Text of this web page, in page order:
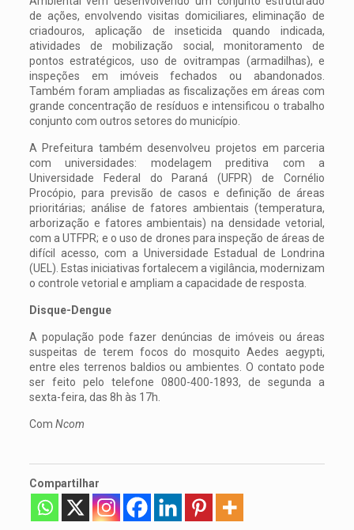
de ações, envolvendo visitas domiciliares, eliminação de
criadouros, aplicação de inseticida quando indicada,
atividades de mobilização social, monitoramento de
pontos estratégicos, uso de ovitrampas (armadilhas), e
inspeções em imóveis fechados ou abandonados.
Também foram ampliadas as fiscalizações em áreas com
grande concentração de resíduos e intensificou o trabalho
conjunto com outros setores do município.
A Prefeitura também desenvolveu projetos em parceria
com universidades: modelagem preditiva com a
Universidade Federal do Paraná (UFPR) de Cornélio
Procópio, para previsão de casos e definição de áreas
prioritárias; análise de fatores ambientais (temperatura,
arborização e fatores ambientais) na densidade vetorial,
com a UTFPR; e o uso de drones para inspeção de áreas de
difícil acesso, com a Universidade Estadual de Londrina
(UEL). Estas iniciativas fortalecem a vigilância, modernizam
o controle vetorial e ampliam a capacidade de resposta.
Disque-Dengue
A população pode fazer denúncias de imóveis ou áreas
suspeitas de terem focos do mosquito Aedes aegypti,
entre eles terrenos baldios ou ambientes. O contato pode
ser feito pelo telefone 0800-400-1893, de segunda a
sexta-feira, das 8h às 17h.
Com Ncom
Compartilhar